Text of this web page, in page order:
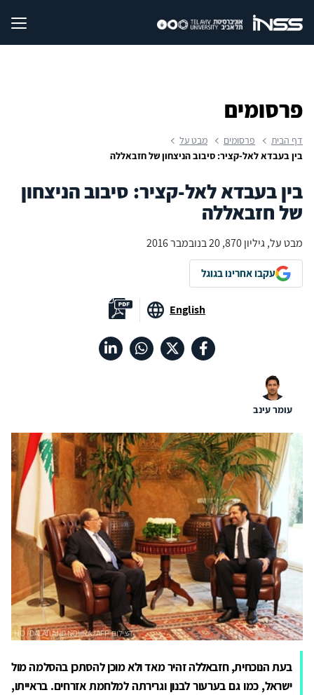
פרסומים
דף הבית פרסומים
מבט על
בין בעבדא לאל-קציר: סיבוב הניצחון של חזבאללה
בין בעבדא לאל-קציר: סיבוב הניצחון
של חזבאללה
מבט על, גיליון 870, 20 בנובמבר 2016
עקבו אחרינו בגוגל
English
עומר עינב
בעת הנוכחית, חזבאללה זהיר מאד ולא מוכן להסתכן בהסלמה מול
ישראל, כמו גם בערעור לבנון וגרירתה למלחמת אזרחים. בראייתו,